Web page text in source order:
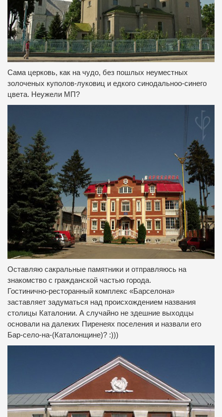
Сама церковь, как на чудо, без пошлых неуместных
золоченых куполов-луковиц и едкого синодальноо-синего
цвета. Неужели МП?
Оставляю сакральные памятники и отправляюсь на
знакомство с гражданской частью города.
Гостинично-ресторанный комплекс «Барселона»
заставляет задуматься над происхождением названия
столицы Каталонии. А случайно не здешние выходцы
основали на далеких Пиренеях поселения и назвали его
Бар-село-на-(Каталонщине)? :)))